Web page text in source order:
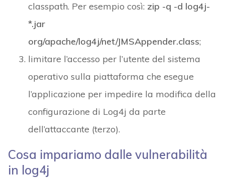
classpath. Per esempio così: zip -q -d log4j-
*.jar
org/apache/log4j/net/JMSAppender.class;
limitare l’accesso per l’utente del sistema
operativo sulla piattaforma che esegue
l’applicazione per impedire la modifica della
configurazione di Log4j da parte
dell’attaccante (terzo).
Cosa impariamo dalle vulnerabilità
in log4j